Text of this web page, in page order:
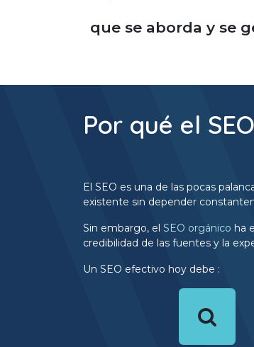
que se aborda y se
Por qué el
El SEO es una de las pocas
existente sin depender
Sin embargo, el SEO orgánico ha
credibilidad de las fuentes y la
Un SEO efectivo hoy debe :